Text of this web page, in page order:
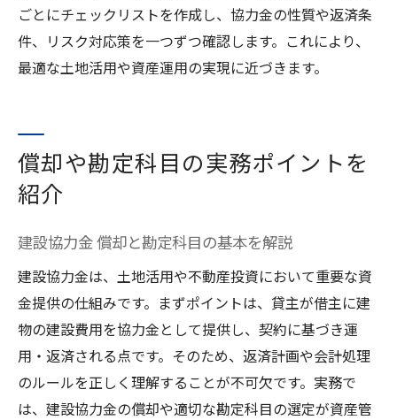
ごとにチェックリストを作成し、協力金の性質や返済条
件、リスク対応策を一つずつ確認します。これにより、
最適な土地活用や資産運用の実現に近づきます。
償却や勘定科目の実務ポイントを
紹介
建設協力金 償却と勘定科目の基本を解説
建設協力金は、土地活用や不動産投資において重要な資
金提供の仕組みです。まずポイントは、貸主が借主に建
物の建設費用を協力金として提供し、契約に基づき運
用・返済される点です。そのため、返済計画や会計処理
のルールを正しく理解することが不可欠です。実務で
は、建設協力金の償却や適切な勘定科目の選定が資産管